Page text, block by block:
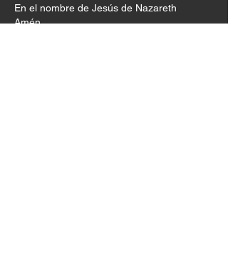
En el nombre de Jesús de Nazareth
Amén